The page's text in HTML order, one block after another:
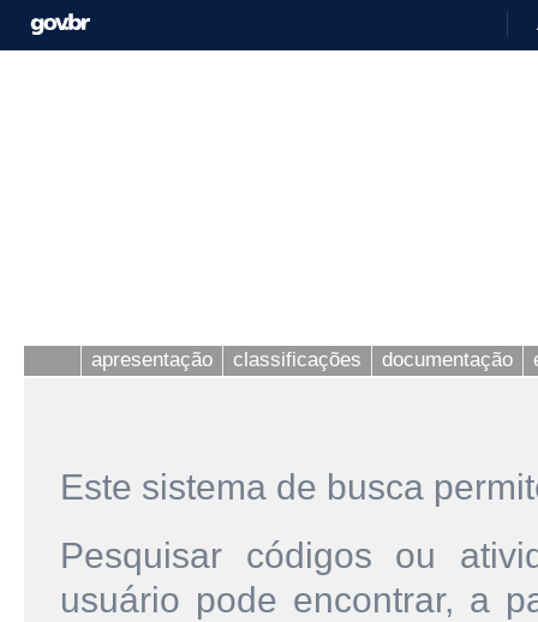
apresentação classificações documentação
Este sistema de busca
Pesquisar códigos ou
usuário pode encontrar, a